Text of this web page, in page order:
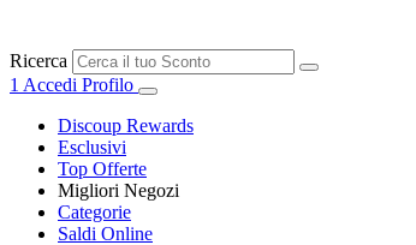
Ricerca
1 Accedi Profilo
Discoup Rewards
Esclusivi
Top Offerte
Migliori Negozi
Categorie
Saldi Online